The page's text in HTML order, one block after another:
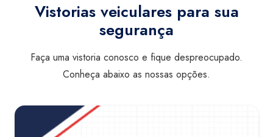
Vistorias veiculares para sua
segurança
Faça uma vistoria conosco e fique despreocupado.
Conheça abaixo as nossas opções.